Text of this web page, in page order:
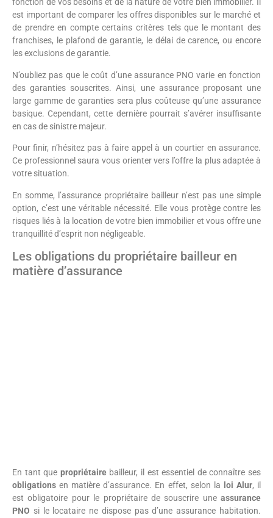
fonction de vos besoins et de la nature de votre bien immobilier. Il
est important de comparer les offres disponibles sur le marché et
de prendre en compte certains critères tels que le montant des
franchises, le plafond de garantie, le délai de carence, ou encore
les exclusions de garantie.
N’oubliez pas que le coût d’une assurance PNO varie en fonction
des garanties souscrites. Ainsi, une assurance proposant une
large gamme de garanties sera plus coûteuse qu’une assurance
basique. Cependant, cette dernière pourrait s’avérer insuffisante
en cas de sinistre majeur.
Pour finir, n’hésitez pas à faire appel à un courtier en assurance.
Ce professionnel saura vous orienter vers l’offre la plus adaptée à
votre situation.
En somme, l’assurance propriétaire bailleur n’est pas une simple
option, c’est une véritable nécessité. Elle vous protège contre les
risques liés à la location de votre bien immobilier et vous offre une
tranquillité d’esprit non négligeable.
Les obligations du propriétaire bailleur en
matière d’assurance
En tant que propriétairebailleur, il est essentiel de connaître ses
obligations en matière d’assurance. En effet, selon la loi Alur, il
est obligatoire pour le propriétaire de souscrire une assurance
PNO si le locataire ne dispose pas d’une assurance habitation.